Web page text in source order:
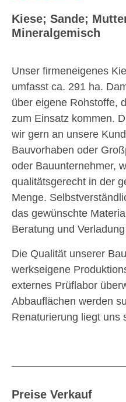
Kiese; Sande;
Mineralgemisch
Unser firmeneigenes
umfasst ca. 291 ha.
über eigene Rohstoffe,
zum Einsatz kommen.
wir gern an unsere
Bauvorhaben oder
oder Bauunternehmer,
qualitätsgerecht in der
Menge.
das gewünschte
Beratung und
Die Qualität unserer
werkseigene
externes Prüflabor
Abbauflächen werden
Renaturierung liegt uns
Preise Verkauf